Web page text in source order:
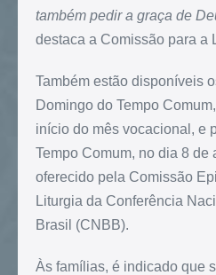
também pedir a graça de
destaca a Comissão para a
Também estão disponíveis
Domingo do Tempo
início do mês vocacional, e
Tempo Comum, no dia 8 de
oferecido pela Comissão
Liturgia da Conferência
Brasil (CNBB).
Às famílias, é indicado que